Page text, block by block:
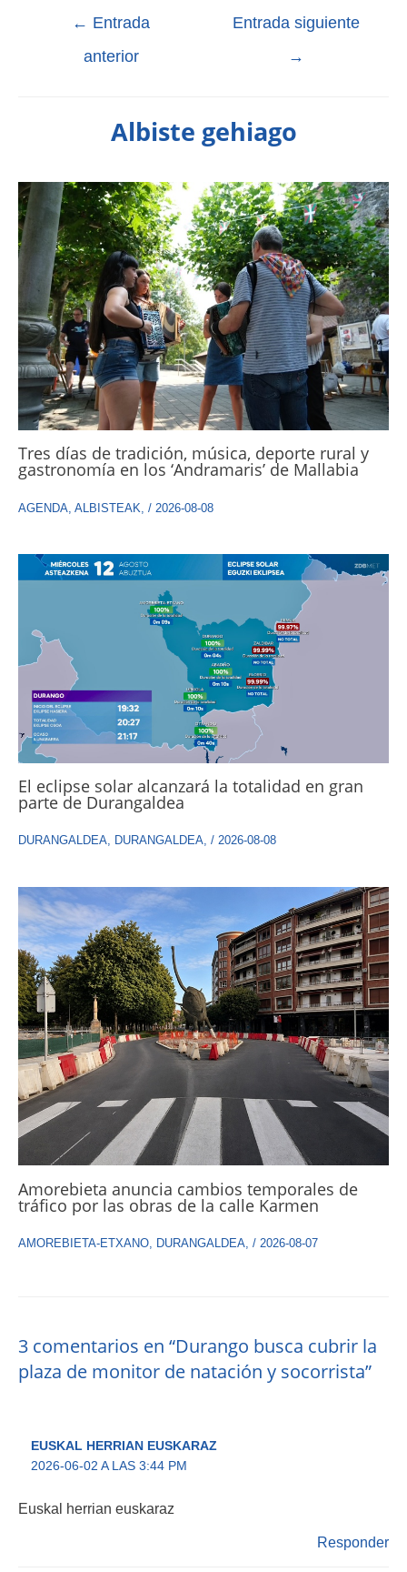
← Entrada
anterior
Entrada siguiente
→
Albiste gehiago
Tres días de tradición, música, deporte rural y
gastronomía en los ‘Andramaris’ de Mallabia
AGENDA ALBISTEAK / 2026-08-08
El eclipse solar alcanzará la totalidad en gran
parte de Durangaldea
DURANGALDEA, DURANGALDEA, / 2026-08-08
Amorebieta anuncia cambios temporales de
tráfico por las obras de la calle Karmen
AMOREBIETA-ETXANO DURANGALDEA / 2026-08-07
3 comentarios en “Durango busca cubrir la
plaza de monitor de natación y socorrista”
EUSKAL HERRIAN EUSKARAZ
2026-06-02 A LAS 3:44 PM
Euskal herrian euskaraz
Responder